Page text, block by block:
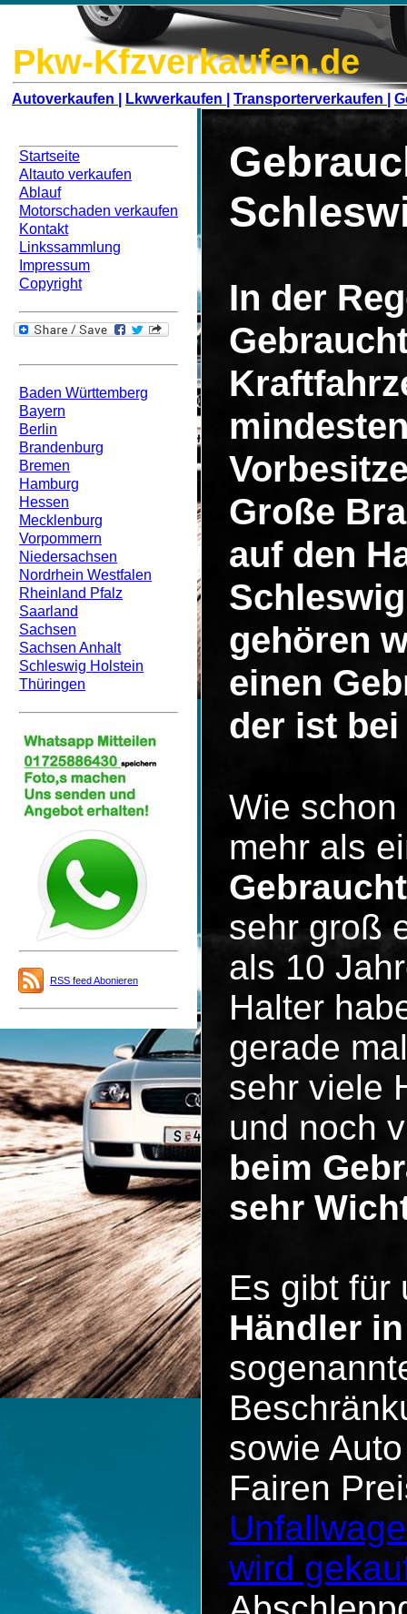
Pkw-Kfzverkaufen.de
Autoverkaufen | Lkwverkaufen | Transporterverkaufen |
Startseite
Altauto verkaufen
Ablauf
Motorschaden verkaufen
Kontakt
Linkssammlung
Impressum
Copyright
Baden Württemberg
Bayern
Berlin
Brandenburg
Bremen
Hamburg
Hessen
Mecklenburg
Vorpommern
Niedersachsen
Nordrhein Westfalen
Rheinland Pfalz
Saarland
Sachsen
Sachsen Anhalt
Schleswig Holstein
Thüringen
RSS feed Abonieren
In der
Große
auf den
gehören
einen
der ist
Wie
mehr als
sehr groß
als 10
Halter
gerade
sehr viele
und noch
beim
sehr
Es gibt
Händler
sowie
Fairen
wird